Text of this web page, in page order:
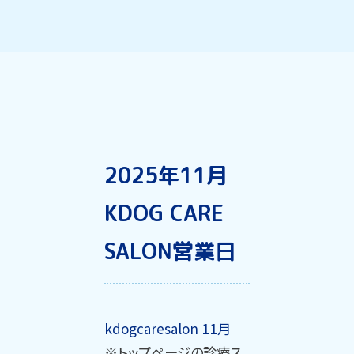
2025年11月
KDOG CARE
SALON営業日
kdogcaresalon 11月